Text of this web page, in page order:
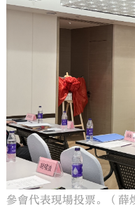
參會代表現場投票。（薛